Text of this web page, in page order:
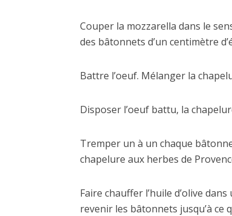
Couper la mozzarella dans le
des bâtonnets d’un centimètre
Battre l’oeuf. Mélanger la
Disposer l’oeuf battu, la
Tremper un à un chaque
chapelure aux herbes de
Faire chauffer l’huile d’olive
revenir les bâtonnets jusqu’à ce